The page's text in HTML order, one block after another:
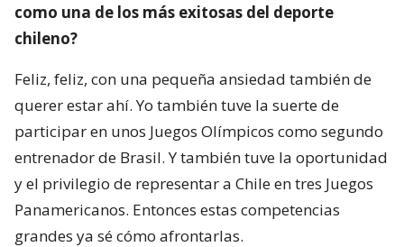
como una de los más exitosas del deporte
chileno?
Feliz, feliz, con una pequeña ansiedad también de
querer estar ahí. Yo también tuve la suerte de
participar en unos Juegos Olímpicos como segundo
entrenador de Brasil. Y también tuve la oportunidad
y el privilegio de representar a Chile en tres Juegos
Panamericanos. Entonces estas competencias
grandes ya sé cómo afrontarlas.